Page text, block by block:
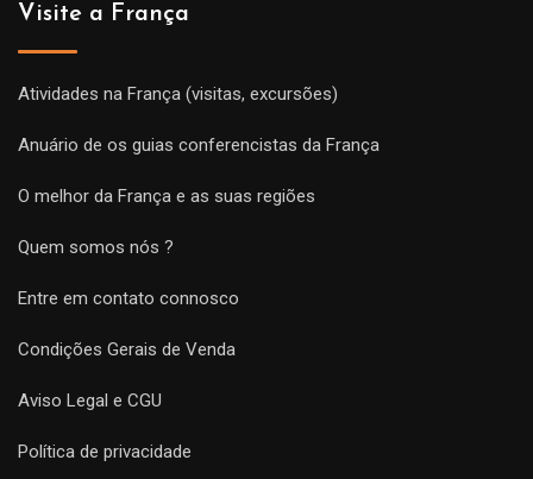
Visite a França
Atividades na França (visitas, excursões)
Anuário de os guias conferencistas da França
O melhor da França e as suas regiões
Quem somos nós ?
Entre em contato connosco
Condições Gerais de Venda
Aviso Legal e CGU
Política de privacidade